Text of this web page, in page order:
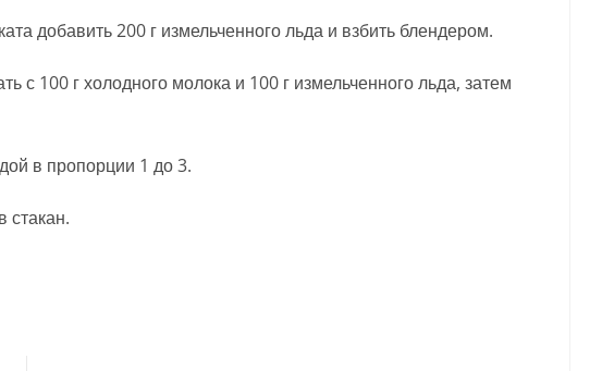
добавить 200 г измельченного льда и взбить блендером.
с 100 г холодного молока и 100 г измельченного льда, затем
в пропорции 1 до 3.
стакан.